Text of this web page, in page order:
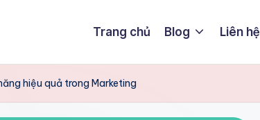
Trang chủ Blog Liên hệ
hiệu quả trong Marketing